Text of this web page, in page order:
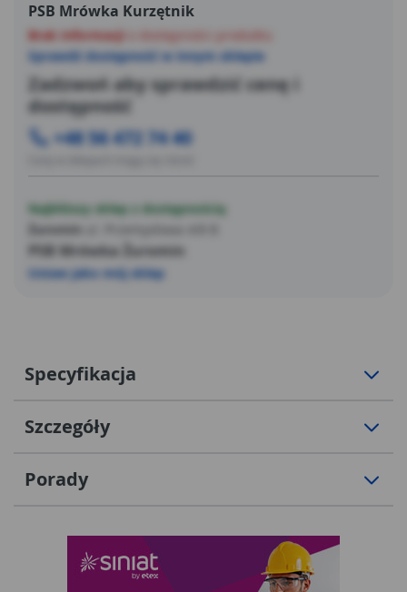
PSB Mrówka Kurzętnik
Brak informacji
Sprawdź dostępność w innym sklepie
Zadzwoń aby sprawdzić cenę i
dostępność
+48 56 472 74 40
Najbliższy sklep z dostępnością
Żuromin
PSB Mrówka Żuromin
Ustaw jako mój sklep
Specyfikacja
Szczegóły
Porady